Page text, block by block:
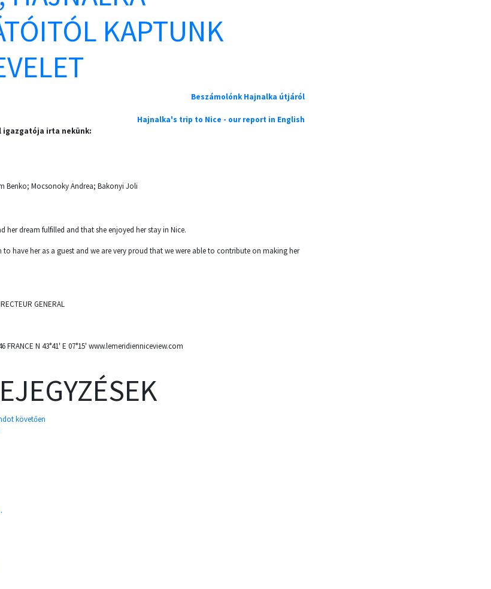
KAPTUNK
Beszámolónk Hajnalka útjáról
Hajnalka's trip to Nice - our report in English
igazgatója irta nekünk:
Benko; Mocsonoky Andrea; Bakonyi Joli
dream fulfilled and that she enjoyed her stay in Nice.
have her as a guest and we are very proud that we were able to contribute on making her
GENERAL
FRANCE N 43°41' E 07°15' www.lemeridienniceview.com
követően